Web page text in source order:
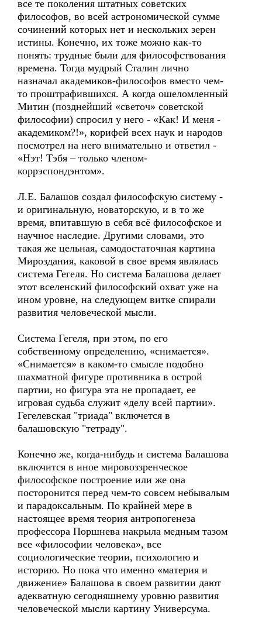
все те поколения штатных советских
философов, во всей астрономической сумме
сочинений которых нет и нескольких зерен
истины. Конечно, их тоже можно как-то
понять: трудные были для философствования
времена. Тогда мудрый Сталин лично
назначал академиков-философов вместо чем-
то проштрафившихся. А когда ошеломленный
Митин (позднейший «светоч» советской
философии) спросил у него - «Как! И меня -
академиком?!», корифей всех наук и народов
посмотрел на него внимательно и ответил -
«Нэт! Тэбя – только членом-
коррэспондэнтом».
Л.Е. Балашов создал философскую систему -
и оригинальную, новаторскую, и в то же
время, впитавшую в себя всё философское и
научное наследие. Другими словами, это
такая же цельная, самодостаточная картина
Мироздания, каковой в свое время являлась
система Гегеля. Но система Балашова делает
этот вселенский философский охват уже на
ином уровне, на следующем витке спирали
развития человеческой мысли.
Система Гегеля, при этом, по его
собственному определению, «снимается».
«Снимается» в каком-то смысле подобно
шахматной фигуре противника в острой
партии, но фигура эта не пропадает, ее
игровая судьба служит «делу всей партии».
Гегелевская "триада" включется в
балашовскую "тетраду".
Конечно же, когда-нибудь и система Балашова
включится в иное мировоззренческое
философское построение или же она
посторонится перед чем-то совсем небывалым
и парадоксальным. По крайней мере в
настоящее время теория антропогенеза
профессора Поршнева накрыла медным тазом
все «философии человека», все
социологические теории, психологию и
историю. Но пока что именно «материя и
движение» Балашова в своем развитии дают
адекватную сегодняшнему уровню развития
человеческой мысли картину Универсума.